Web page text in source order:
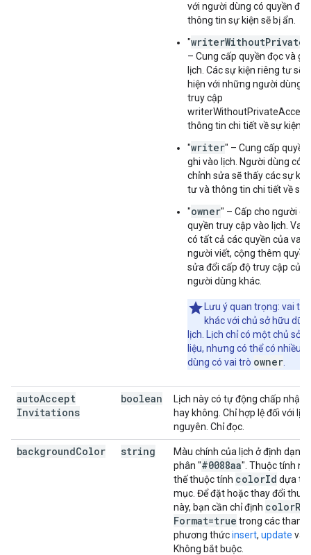
boolean
với người dùng có quyền
thông tin sự kiện sẽ bị ẩn.
"
– Cung cấp quyền đọc và
lịch. Các sự kiện riêng tư sẽ
hiện với những người dùng
truy cập
thông tin chi tiết về sự kiện
"writer" – Cung cấp quyền
ghi vào lịch. Người dùng có
chỉnh sửa sẽ thấy các sự
tư và thông tin chi tiết về sự
"owner" – Cấp cho người
quyền truy cập vào lịch. Vai
có tất cả các quyền của vai
người viết, cộng thêm
sửa đổi cấp độ truy cập của
người dùng khác.
Lưu ý quan trọng: vai trò
khác với chủ sở hữu dữ
lịch. Lịch chỉ có một chủ sở
liệu, nhưng có thể có nhiều
dùng có vai trò owner
autoAccept
Invitations
boolean
Lịch này có tự động chấp nhận
hay không. Chỉ hợp lệ đối với
nguyên. Chỉ đọc.
backgroundColor string
Màu chính của lịch ở định dạng
phân "#0088aa". Thuộc tính
thế thuộc tính colorId dựa
mục. Để đặt hoặc thay đổi
này, bạn cần chỉ định color
Format=true trong các tham
phương thứcinsert, update và
Không bắt buộc.